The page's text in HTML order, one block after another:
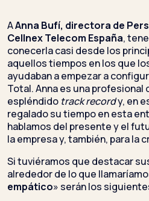
AAnna Bufí, directora de
Cellnex Telecom España,
conecerla casi desde los
aquellos tiempos en los que
ayudaban a empezar a
Total. Anna es una profesional
espléndido track recordy, en
regalado su tiempo en esta
hablamos del presente y el
la empresa y, también, para la
Si tuviéramos que destacar
alrededor de lo que
empático» serán los